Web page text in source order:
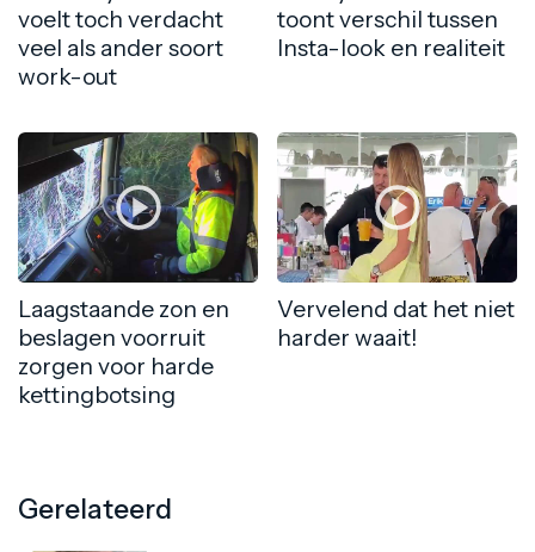
voelt toch verdacht
veel als ander soort
work-out
toont verschil tussen
Insta-look en realiteit
Laagstaande zon en
beslagen voorruit
zorgen voor harde
kettingbotsing
Vervelend dat het niet
harder waait!
Gerelateerd